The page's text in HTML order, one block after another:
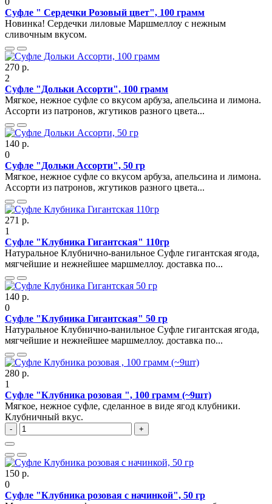
Суфле " Сердечки Розовый цвет", 100 грамм
Новинка! Сердечки лиловые Маршмеллоу с нежным
сливочным вкусом.
270 р.
2
Суфле "Дольки Ассорти", 100 грамм
Мягкое, нежное суфле со вкусом арбуза, апельсина и лимона.
Ассорти из патронов, жгутиков разного цвета...
140 р.
0
Суфле "Дольки Ассорти", 50 гр
Мягкое, нежное суфле со вкусом арбуза, апельсина и лимона.
Ассорти из патронов, жгутиков разного цвета...
271 р.
1
Суфле "Клубника Гигантская" 110гр
Натуральное Клубнично-ванильное Суфле гигантская ягода,
мягчейшие и нежнейшее маршмеллоу. доставка по...
140 р.
0
Суфле "Клубника Гигантская" 50 гр
Натуральное Клубнично-ванильное Суфле гигантская ягода,
мягчейшие и нежнейшее маршмеллоу. доставка по...
280 р.
1
Суфле "Клубника розовая ", 100 грамм (~9шт)
Мягкое, нежное суфле, сделанное в виде ягод клубники.
Клубничный вкус.
- +
150 р.
0
Суфле "Клубника розовая с начинкой", 50 гр